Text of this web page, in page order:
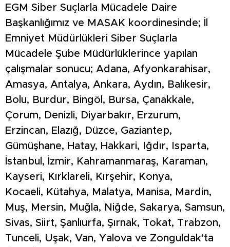
EGM Siber Suçlarla Mücadele Daire
Başkanlığımız ve MASAK koordinesinde; İl
Emniyet Müdürlükleri Siber Suçlarla
Mücadele Şube Müdürlüklerince yapılan
çalışmalar sonucu; Adana, Afyonkarahisar,
Amasya, Antalya, Ankara, Aydın, Balıkesir,
Bolu, Burdur, Bingöl, Bursa, Çanakkale,
Çorum, Denizli, Diyarbakır, Erzurum,
Erzincan, Elazığ, Düzce, Gaziantep,
Gümüşhane, Hatay, Hakkari, Iğdır, Isparta,
İstanbul, İzmir, Kahramanmaraş, Karaman,
Kayseri, Kırklareli, Kırşehir, Konya,
Kocaeli, Kütahya, Malatya, Manisa, Mardin,
Muş, Mersin, Muğla, Niğde, Sakarya, Samsun,
Sivas, Siirt, Şanlıurfa, Şırnak, Tokat, Trabzon,
Tunceli, Uşak, Van, Yalova ve Zonguldak’ta